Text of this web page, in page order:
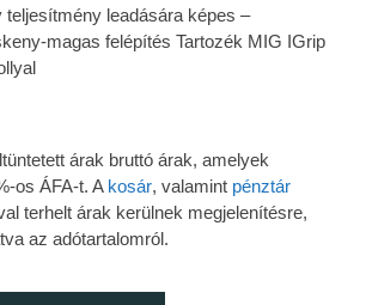
teljesítmény leadására képes –
magas felépítés Tartozék MIG IGrip
árak bruttó árak, amelyek
os ÁFA-t. A kosár, valamint pénztár
terhelt árak kerülnek megjelenítésre,
az adótartalomról.